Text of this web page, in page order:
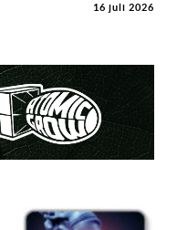
16 juli 2026